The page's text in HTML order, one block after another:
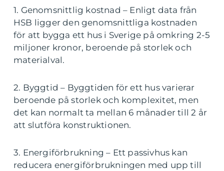
1. Genomsnittlig kostnad – Enligt data från
HSB ligger den genomsnittliga kostnaden
för att bygga ett hus i Sverige på omkring 2-5
miljoner kronor, beroende på storlek och
materialval.
2. Byggtid – Byggtiden för ett hus varierar
beroende på storlek och komplexitet, men
det kan normalt ta mellan 6 månader till 2 år
att slutföra konstruktionen.
3. Energiförbrukning – Ett passivhus kan
reducera energiförbrukningen med upp till